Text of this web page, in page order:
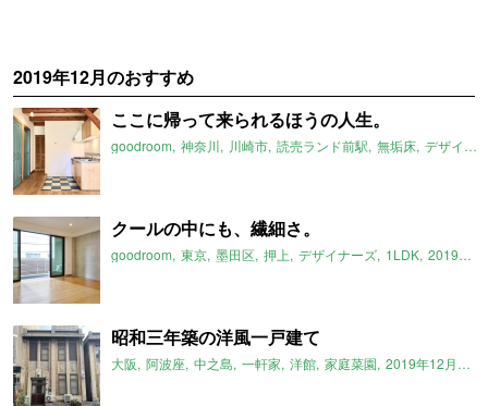
2019年12月のおすすめ
ここに帰って来られるほうの人生。
goodroom 神奈川 川崎市 読売ランド前駅 無垢床 デザイナーズ
クールの中にも、繊細さ。
goodroom 東京 墨田区 押上 デザイナーズ 1LDK 2019年12月のおすすめ
昭和三年築の洋風一戸建て
大阪 阿波座 中之島 一軒家 洋館 家庭菜園 2019年12月のおすすめ